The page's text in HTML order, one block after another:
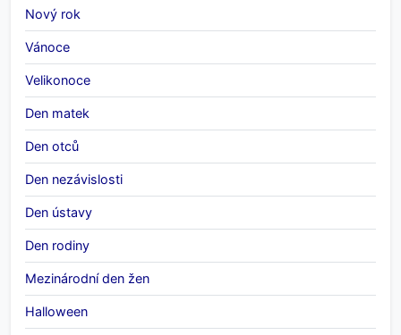
Nový rok
Vánoce
Velikonoce
Den matek
Den otců
Den nezávislosti
Den ústavy
Den rodiny
Mezinárodní den žen
Halloween